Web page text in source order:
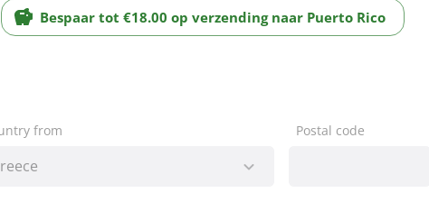
Bespaar tot €18.00 op verzending naar Puerto Rico
from Postal code